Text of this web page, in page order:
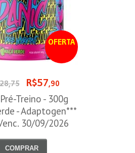
OFERTA
R$57,90
Treino - 300g
- Adaptogen***
30/09/2026
COMPRAR